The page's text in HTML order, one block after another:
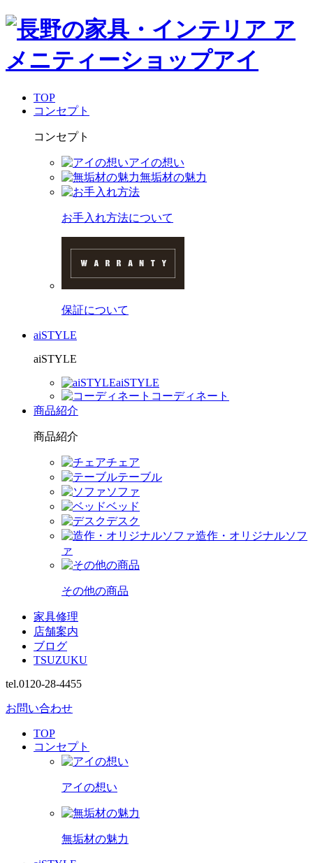
TOP
コンセプト
コンセプト
アイの想い
無垢材の魅力
お手入れ方法について
保証について
aiSTYLE
aiSTYLE
aiSTYLE
コーディネート
商品紹介
商品紹介
チェア
テーブル
ソファ
ベッド
デスク
造作・オリジナルソフ
ァ
その他の商品
家具修理
店舗案内
ブログ
TSUZUKU
tel.0120-28-4455
お問い合わせ
TOP
コンセプト
アイの想い
無垢材の魅力